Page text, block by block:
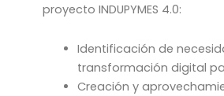
proyecto INDUPYMES 4.0:
Identificación de
transformación digital
Creación y